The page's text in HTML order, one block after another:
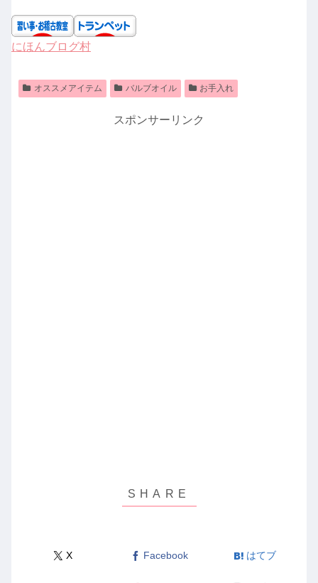
にほんブログ村
オススメアイテム バルブオイル お手入れ
スポンサーリンク
X Facebook はてブ